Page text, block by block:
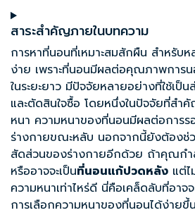
สาระสำคัญภายในบทความ
การหาที่นอนที่เหมาะสมสักผืน สำหรับห
ง่าย เพราะที่นอนมีผลต่อคุณภาพการ
ในระยะยาว มีปัจจัยหลายอย่างที่ใช้เป็น
และตัดสินใจซื้อ โดยหนึ่งในปัจจัยที่ส
หนา ความหนาของที่นอนมีผลต่อการ
ร่างกายขณะหลับ นอกจากนี้ยังต้องช่ว
สัดส่วนของร่างกายอีกด้วย ถ้าคุณกำ
หรืออาจจะเป็นที่นอนแก้ปวดหลัง แต่
ความหนาเท่าไหร่ดี นี่คือเคล็ดลับที่อาจ
การเลือกความหนาของที่นอนได้ง่ายขึ้น